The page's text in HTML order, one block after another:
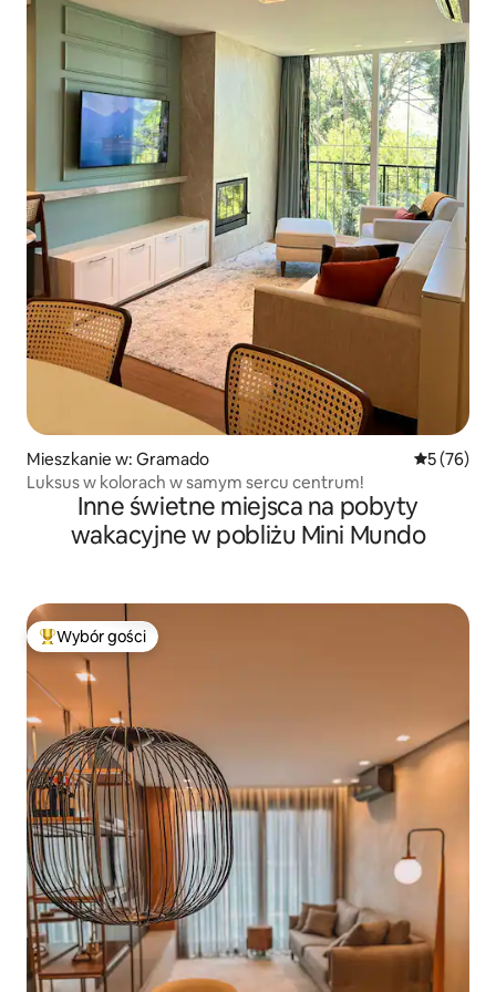
Mieszkanie w: Gramado Średnia
5 (76)
Luksus w kolorach w samym sercu centrum!
Inne świetne miejsca na pobyty
wakacyjne w pobliżu Mini Mundo
Najpopularniejsze z kategorii Wybór gości
Wybór gości